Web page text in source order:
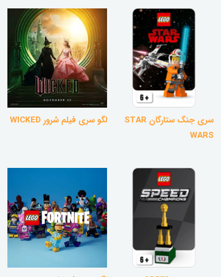
سری جنگ ستارگان STAR
WARS
لگو سری فیلم شرور WICKED